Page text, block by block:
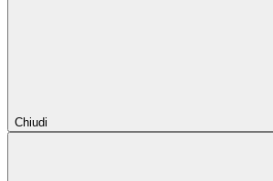
Chiudi